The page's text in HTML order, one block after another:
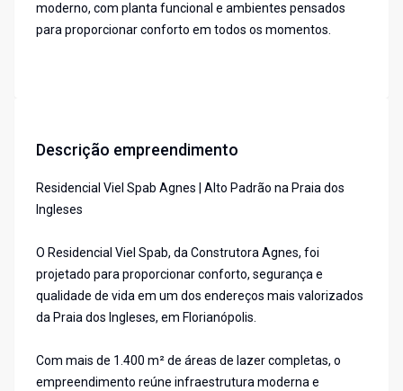
moderno, com planta funcional e ambientes pensados
para proporcionar conforto em todos os momentos.
Descrição empreendimento
Residencial Viel Spab Agnes | Alto Padrão na Praia dos
Ingleses
O Residencial Viel Spab, da Construtora Agnes, foi
projetado para proporcionar conforto, segurança e
qualidade de vida em um dos endereços mais valorizados
da Praia dos Ingleses, em Florianópolis.
Com mais de 1.400 m² de áreas de lazer completas, o
empreendimento reúne infraestrutura moderna e